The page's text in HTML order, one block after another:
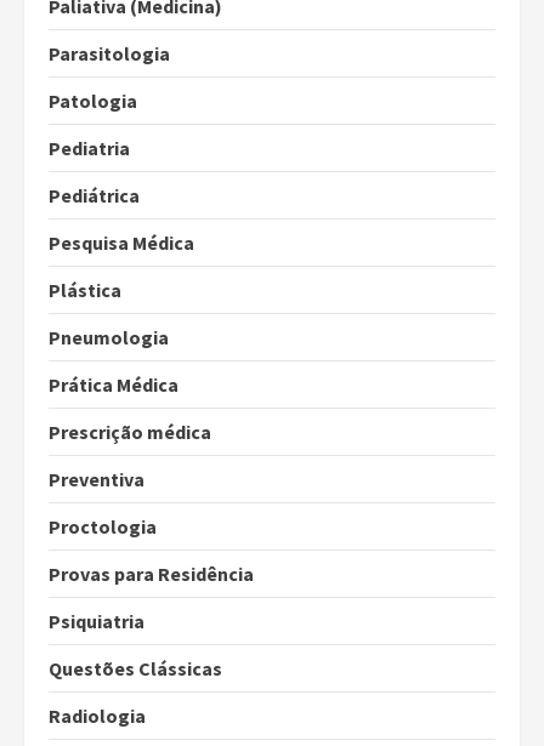
Paliativa (Medicina)
Parasitologia
Patologia
Pediatria
Pediátrica
Pesquisa Médica
Plástica
Pneumologia
Prática Médica
Prescrição médica
Preventiva
Proctologia
Provas para Residência
Psiquiatria
Questões Clássicas
Radiologia